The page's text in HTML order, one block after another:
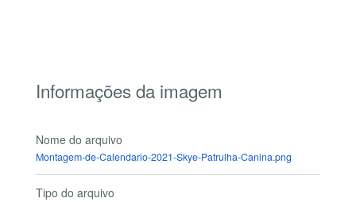
Informações da imagem
Nome do arquivo
Montagem-de-Calendario-2021-Skye-Patrulha-Canina.png
Tipo do arquivo